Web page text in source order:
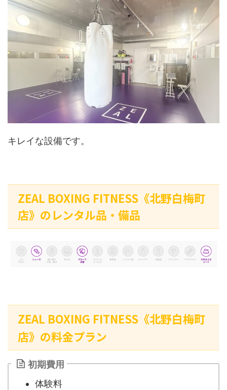
キレイな設備です。
ZEAL BOXING FITNESS《北野白梅町
店》のレンタル品・備品
ZEAL BOXING FITNESS《北野白梅町
店》の料金プラン
初期費用
体験料